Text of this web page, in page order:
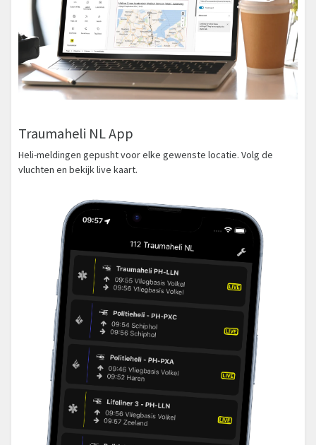
Traumaheli NL App
Heli-meldingen gepusht voor elke gewenste locatie. Volg de
vluchten en bekijk live kaart.